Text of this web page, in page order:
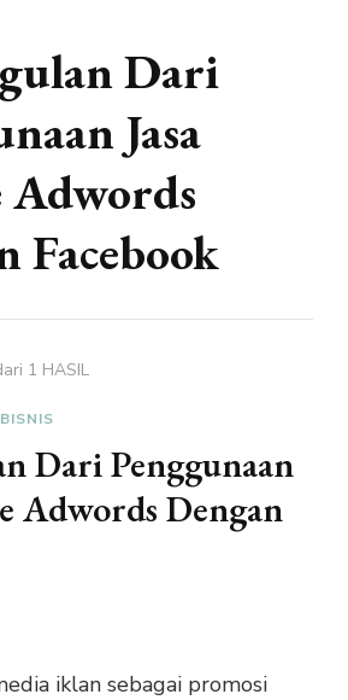
Dari
Jasa
Adwords
Facebook
1 HASIL
BISNIS
Dari Penggunaan
Adwords Dengan
iklan sebagai promosi